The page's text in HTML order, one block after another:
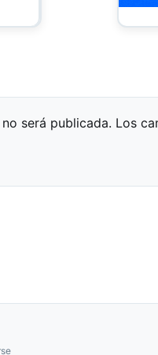
será publicada. Los